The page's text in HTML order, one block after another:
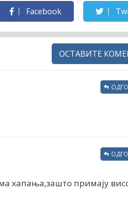
Facebook
ОСТАВИТЕ
хапања,зашто примају